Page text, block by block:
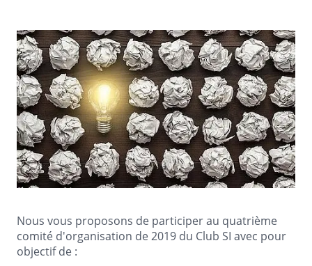
Nous vous proposons de participer au quatrième
comité d'organisation de 2019 du Club SI avec pour
objectif de :